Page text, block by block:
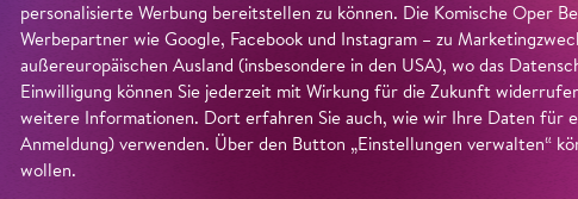
personalisierte Werbung bereitstellen zu können. Die Komische Oper
Werbepartner wie Google, Facebook und Instagram – zu
außereuropäischen Ausland (insbesondere in den USA), wo das
Einwilligung können Sie jederzeit mit Wirkung für die Zukunft
weitere Informationen. Dort erfahren Sie auch, wie wir Ihre Daten für
Anmeldung) verwenden. Über den Button „Einstellungen verwalten“
wollen.